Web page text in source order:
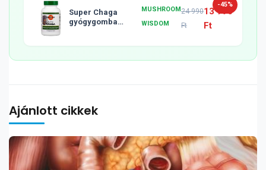
-45%
Super Chaga
gyógygomba
MUSHROOM
WISDOM
24 990
Ft
13 990
Ft
Ajánlott cikkek